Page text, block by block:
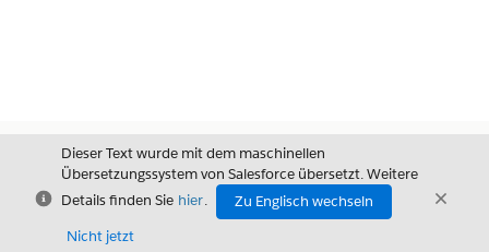
Schließen
Dieser Text wurde mit dem maschinellen
Übersetzungssystem von Salesforce übersetzt. Weitere
Details finden Sie hier.
Zu Englisch wechseln
Nicht jetzt